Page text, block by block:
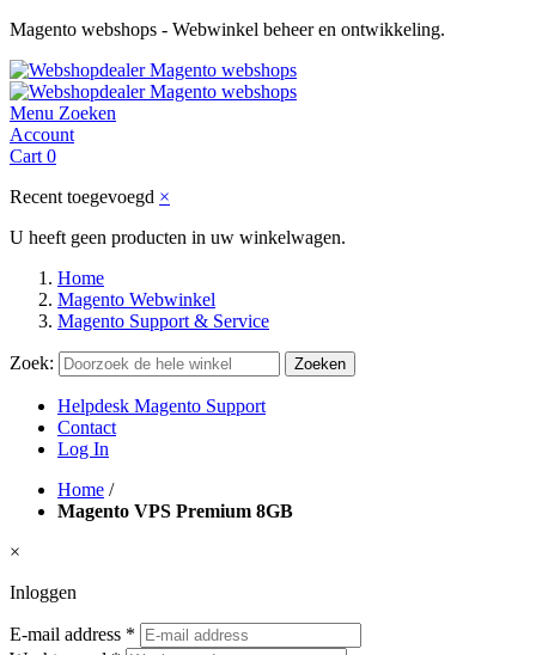
Magento webshops - Webwinkel beheer en ontwikkeling.
Menu Zoeken
Account
Cart 0
Recent toegevoegd ×
U heeft geen producten in uw winkelwagen.
Home
Magento Webwinkel
Magento Support & Service
Zoek: Zoeken
Helpdesk Magento Support
Contact
Log In
Home /
Magento VPS Premium 8GB
×
Inloggen
E-mail address *